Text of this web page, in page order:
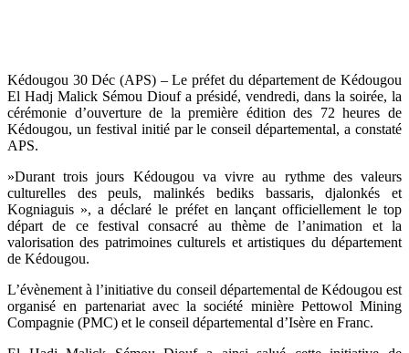
Kédougou 30 Déc (APS) – Le préfet du département de Kédougou
El Hadj Malick Sémou Diouf a présidé, vendredi, dans la soirée, la
cérémonie d’ouverture de la première édition des 72 heures de
Kédougou, un festival initié par le conseil départemental, a constaté
APS.
»Durant trois jours Kédougou va vivre au rythme des valeurs
culturelles des peuls, malinkés bediks bassaris, djalonkés et
Kogniaguis », a déclaré le préfet en lançant officiellement le top
départ de ce festival consacré au thème de l’animation et la
valorisation des patrimoines culturels et artistiques du département
de Kédougou.
L’évènement à l’initiative du conseil départemental de Kédougou est
organisé en partenariat avec la société minière Pettowol Mining
Compagnie (PMC) et le conseil départemental d’Isère en Franc.